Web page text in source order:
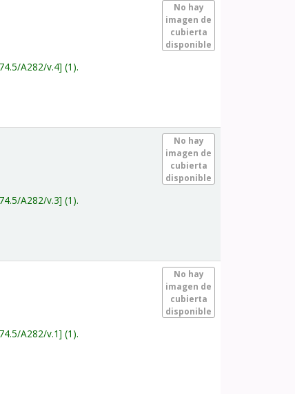
No hay
imagen de
cubierta
disponible
A282/v.4 (1).
No hay
imagen de
cubierta
disponible
A282/v.3 (1).
No hay
imagen de
cubierta
disponible
A282/v.1 (1).